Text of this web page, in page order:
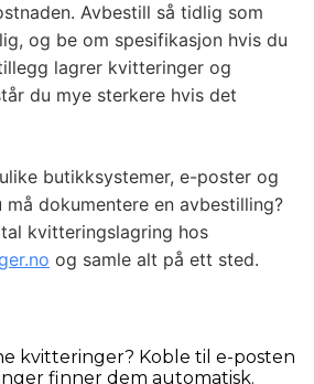
Avbestill så tidlig som
og be om spesifikasjon hvis du
lagrer kvitteringer og
du mye sterkere hvis det
butikksystemer, e-poster og
dokumentere en avbestilling?
kvitteringslagring hos
og samle alt på ett sted.
kvitteringer? Koble til e-posten
finner dem automatisk.